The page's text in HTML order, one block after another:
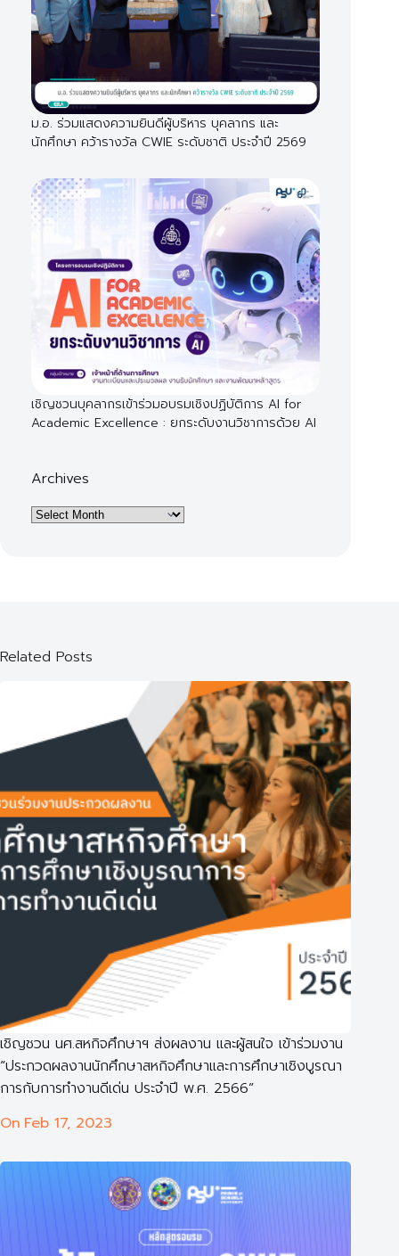
ม.อ. ร่วมแสดงความยินดีผู้บริหาร บุคลากร และ
นักศึกษา คว้ารางวัล CWIE ระดับชาติ ประจำปี 2569
เชิญชวนบุคลากรเข้าร่วมอบรมเชิงปฏิบัติการ AI for
Academic Excellence : ยกระดับงานวิชาการด้วย AI
Archives
Archives
Related Posts
เชิญชวน นศ.สหกิจศึกษาฯ ส่งผลงาน และผู้สนใจ เข้าร่วมงาน
“ประกวดผลงานนักศึกษาสหกิจศึกษาและการศึกษาเชิงบูรณา
การกับการทำงานดีเด่น ประจำปี พ.ศ. 2566”
On Feb 17, 2023